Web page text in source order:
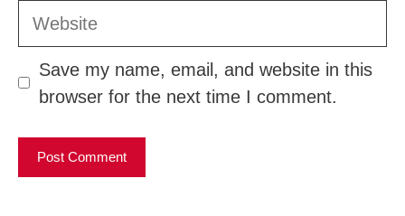
Website
Save my name, email, and website in this
browser for the next time I comment.